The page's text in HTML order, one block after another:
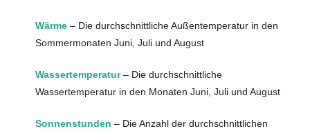
Wärme – Die durchschnittliche Außentemperatur in den
Sommermonaten Juni, Juli und August
Wassertemperatur– Die durchschnittliche
Wassertemperatur in den Monaten Juni, Juli und August
Sonnenstunden – Die Anzahl der durchschnittlichen